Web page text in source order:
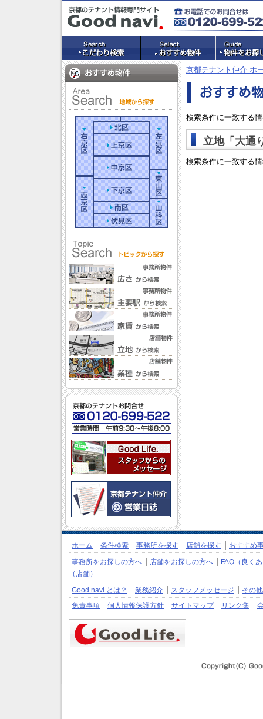
京都テナント仲介 ホ
検索条件に一致する
立地「大通
検索条件に一致する
ホーム 条件検索 事務所を探す 店舗を探す
おすすめ
事務所をお探しの方へ
店舗をお探しの方へ
FAQ（良く
（店舗）
Good navi.とは？
業務紹介 スタッフメッセージ
その
免責事項
個人情報保護方針 サイトマップ リンク集